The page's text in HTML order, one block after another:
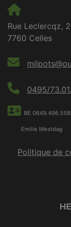
Rue Leclercqz,
7760 Celles
0495/
BE 0649.496.558
Emilie Mestdag
Politique de